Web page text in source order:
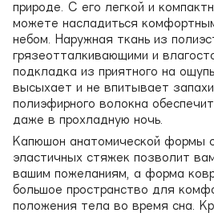
природе. С его легкой и
можете насладиться
небом. Наружная ткань из
грязеотталкивающими и
подкладка из приятного на
высыхает и не впитывает
полиэфирного волокна
даже в прохладную ночь.
Капюшон анатомической формы
эластичных стяжек позволит
вашим пожеланиям, а форма
большое пространство для
положения тела во время сна.